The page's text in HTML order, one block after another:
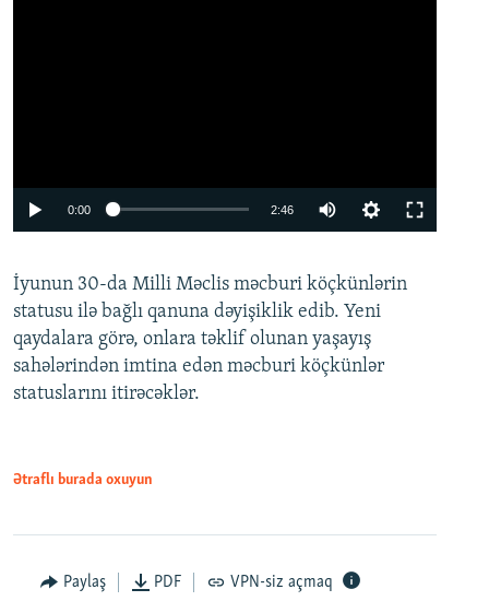
Auto 240p 360p 480p
0:00 2:46
360p
480p
720p
İyunun 30-da Milli Məclis məcburi köçkünlərin
statusu ilə bağlı qanuna dəyişiklik edib. Yeni
qaydalara görə, onlara təklif olunan yaşayış
sahələrindən imtina edən məcburi köçkünlər
statuslarını itirəcəklər.
Ətraflı burada oxuyun
Paylaş PDF VPN-siz açmaq